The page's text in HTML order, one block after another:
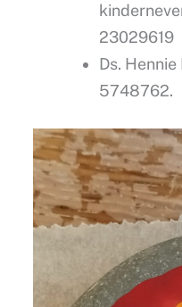
23029619
Ds.
5748762.